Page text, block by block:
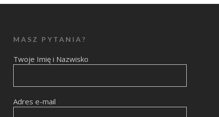
MASZ PYTANIA?
Twoje Imię i Nazwisko
Adres e-mail